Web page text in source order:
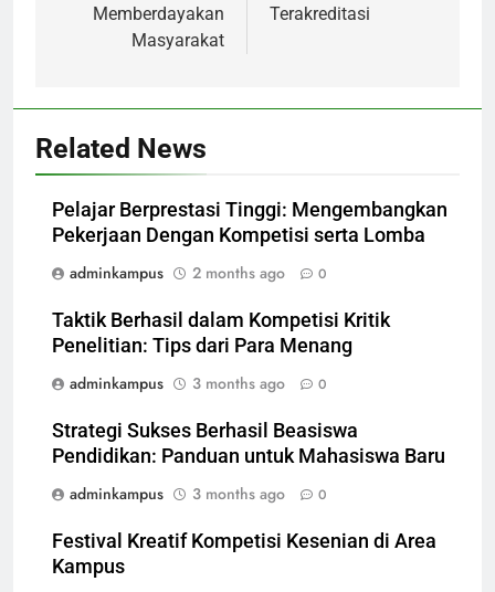
Memberdayakan
Masyarakat
Terakreditasi
Related News
Pelajar Berprestasi Tinggi: Mengembangkan
Pekerjaan Dengan Kompetisi serta Lomba
adminkampus
2 months ago 0
Taktik Berhasil dalam Kompetisi Kritik
Penelitian: Tips dari Para Menang
adminkampus
3 months ago 0
Strategi Sukses Berhasil Beasiswa
Pendidikan: Panduan untuk Mahasiswa Baru
adminkampus
3 months ago 0
Festival Kreatif Kompetisi Kesenian di Area
Kampus